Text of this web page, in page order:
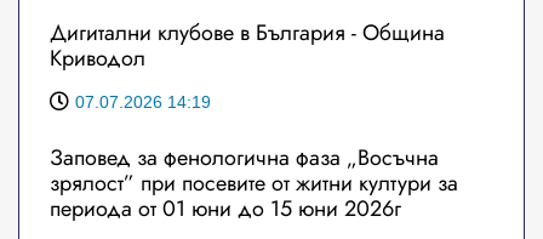
Дигитални клубове в България - Община
Криводол
07.07.2026 14:19
Заповед за фенологична фаза „Восъчна
зрялост” при посевите от житни култури за
периода от 01 юни до 15 юни 2026г